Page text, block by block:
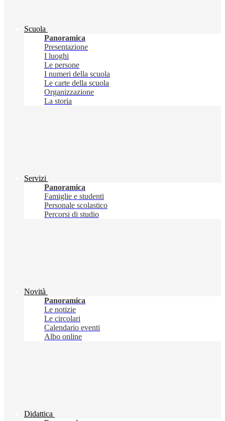
Scuola
Panoramica
Presentazione
I luoghi
Le persone
I numeri della scuola
Le carte della scuola
Organizzazione
La storia
Servizi
Panoramica
Famiglie e studenti
Personale scolastico
Percorsi di studio
Novità
Panoramica
Le notizie
Le circolari
Calendario eventi
Albo online
Didattica